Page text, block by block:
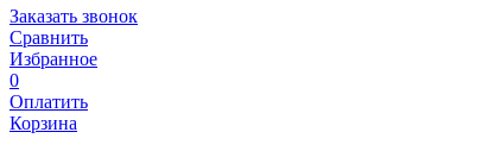
Заказать звонок
Сравнить
Избранное
0
Оплатить
Корзина